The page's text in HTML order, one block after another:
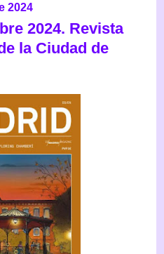
2024
2024. Revista
la Ciudad de